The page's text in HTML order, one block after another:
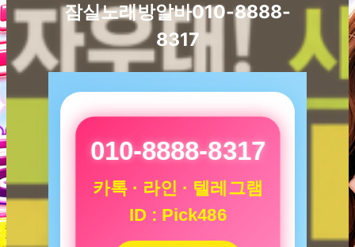
잠실노래방알바010-8888-
8317
010-8888-8317
카톡 · 라인 · 텔레그램
ID : Pick486